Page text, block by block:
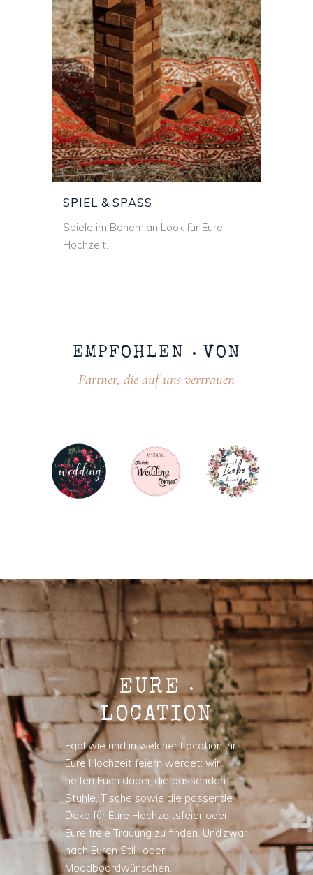
SPIEL & SPASS
SPIEL & SPASS
Spiele im Bohemian Look für Eure
Hochzeit.
EMPFOHLEN
VON
Partner, die auf uns vertrauen
EURE
LOCATION
Egal wie und in welcher Location Ihr
Eure Hochzeit feiern werdet: wir
helfen Euch dabei, die passenden
Stühle, Tische sowie die passende
Deko für Eure Hochzeitsfeier oder
Eure freie Trauung zu finden. Und zwar
nach Euren Stil- oder
Moodboardwünschen.